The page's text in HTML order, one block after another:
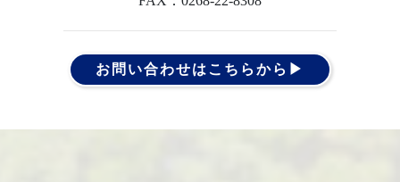
お問い合わせはこちらから▶︎